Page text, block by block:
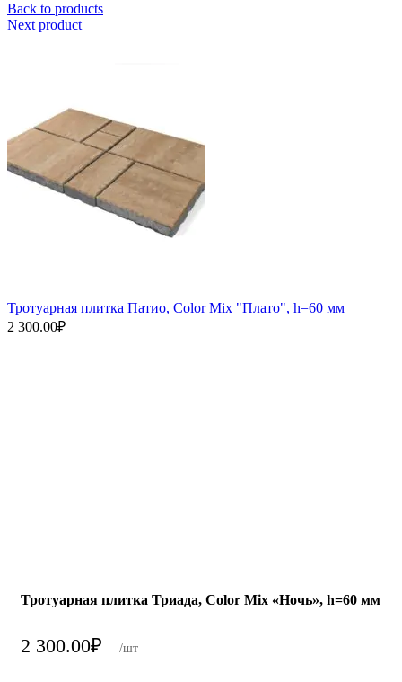
Back to products
Next product
Тротуарная плитка Патио, Color Mix "Плато", h=60 мм
2 300.00₽
Тротуарная плитка Триада, Color Mix «Ночь», h=60 мм
2 300.00₽ /шт